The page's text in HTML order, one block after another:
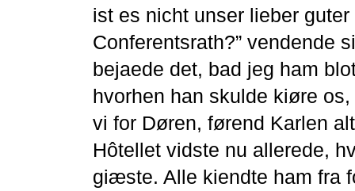
ist es nicht unser lieber guter
Conferentsrath?” vendende
bejaede det, bad jeg ham
hvorhen han skulde kiøre
vi for Døren, førend Karlen
Hôtellet vidste nu allerede,
giæste. Alle kiendte ham fra